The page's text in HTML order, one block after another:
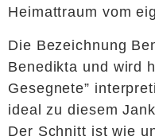
Heimattraum vom
Die Bezeichnung
Benedikta und wird
Gesegnete”
ideal zu diesem
Der Schnitt ist wie